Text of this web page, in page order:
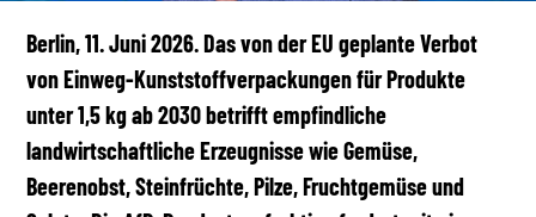
Berlin, 11. Juni 2026. Das von der EU geplante Verbot
von Einweg-Kunststoffverpackungen für Produkte
unter 1,5 kg ab 2030 betrifft empfindliche
landwirtschaftliche Erzeugnisse wie Gemüse,
Beerenobst, Steinfrüchte, Pilze, Fruchtgemüse und